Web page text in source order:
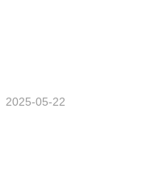
2025-05-22